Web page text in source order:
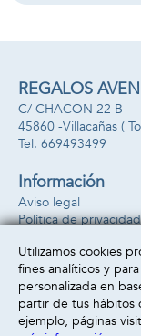
REGALOS
C/ CHACON 22 B
45860 -Villacañas (
669493499
Información
Aviso legal
Política de privacidad
Formas de pago
Utilizamos cookies
fines analíticos y
personalizada en
partir de tus hábitos
ejemplo, páginas